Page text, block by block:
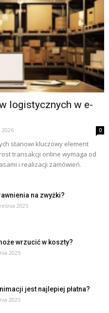
logistycznych w e-
2026 0
stanowi kluczowy element
transakcji online wymaga od
i realizacji zamówień.
na zwyżki?
2025
wrzucić w koszty?
2025
jest najlepiej płatna?
2025